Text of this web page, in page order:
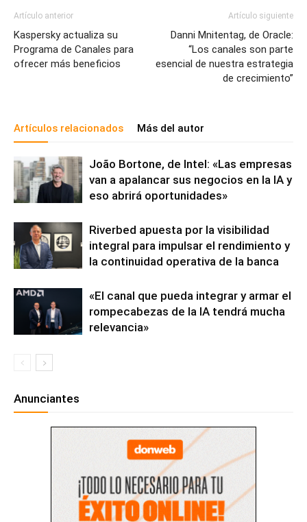
Artículo anterior
Kaspersky actualiza su
Programa de Canales para
ofrecer más beneficios
Artículo siguiente
Danni Mnitentag, de Oracle:
“Los canales son parte
esencial de nuestra estrategia
de crecimiento”
Artículos relacionados Más del autor
João Bortone, de Intel: «Las empresas
van a apalancar sus negocios en la IA y
eso abrirá oportunidades»
Riverbed apuesta por la visibilidad
integral para impulsar el rendimiento y
la continuidad operativa de la banca
«El canal que pueda integrar y armar el
rompecabezas de la IA tendrá mucha
relevancia»
Anunciantes